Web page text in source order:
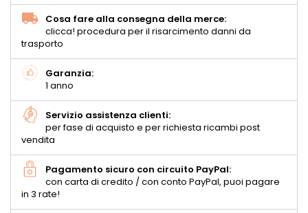
Cosa fare alla consegna della merce:
clicca! procedura per il risarcimento danni da
trasporto
Garanzia:
1 anno
Servizio assistenza clienti:
per fase di acquisto e per richiesta ricambi post
vendita
Pagamento sicuro con circuito PayPal:
con carta di credito / con conto PayPal, puoi pagare
in 3 rate!